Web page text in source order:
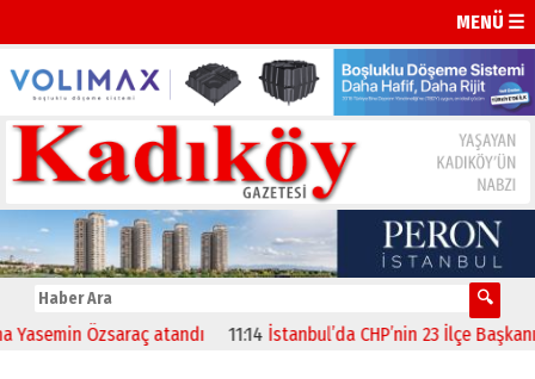
MENÜ ☰
Özsaraç atandı 11:14 İstanbul’da CHP’nin 23 İlçe Başkanı